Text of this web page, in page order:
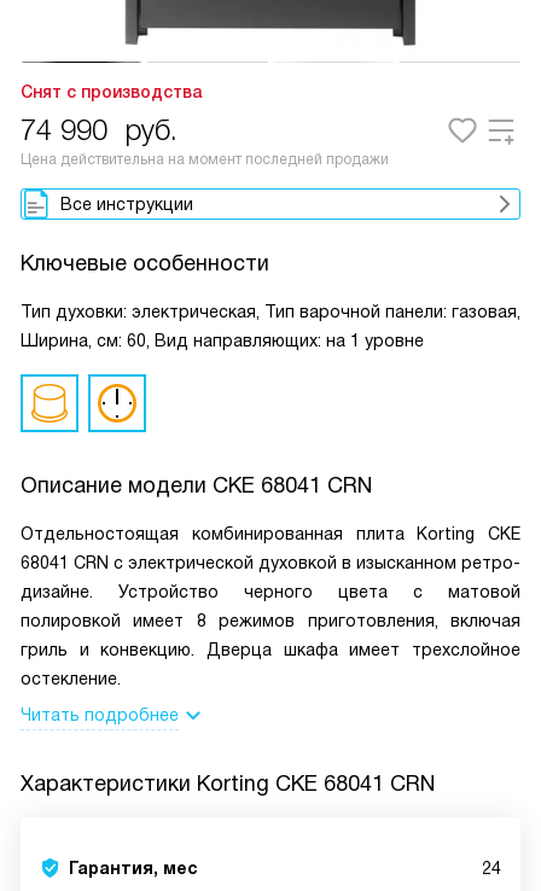
Снят с производства
74 990 руб.
Цена действительна на момент последней продажи
Все инструкции
Ключевые особенности
Тип духовки: электрическая, Тип варочной панели: газовая,
Ширина, см: 60, Вид направляющих: на 1 уровне
Описание модели CKE 68041 CRN
Отдельностоящая комбинированная плита Korting CKE
68041 CRN с электрической духовкой в изысканном ретро-
дизайне. Устройство черного цвета с матовой
полировкой имеет 8 режимов приготовления, включая
гриль и конвекцию. Дверца шкафа имеет трехслойное
остекление.
Читать подробнее
Характеристики Korting CKE 68041 CRN
Гарантия, мес 24